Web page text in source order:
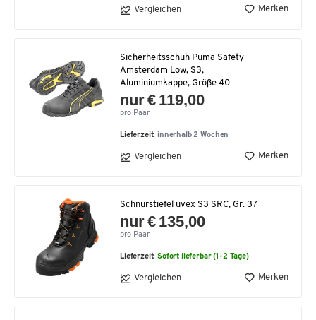
Vergleichen Merken
Sicherheitsschuh Puma Safety
Amsterdam Low, S3,
Aluminiumkappe, Größe 40
nur € 119,00
pro Paar
Lieferzeit: innerhalb 2 Wochen
Vergleichen Merken
Schnürstiefel uvex S3 SRC, Gr. 37
nur € 135,00
pro Paar
Lieferzeit:Sofort lieferbar (1-2 Tage)
Vergleichen Merken